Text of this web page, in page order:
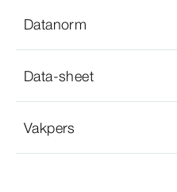
Datanorm
Data-sheet
Vakpers